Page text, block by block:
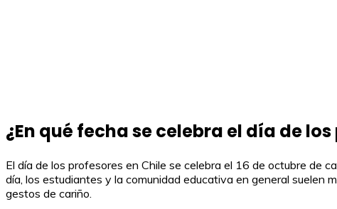
¿En qué fecha se celebra el día de
El día de los profesores en Chile se celebra el 16 de octubre de
día, los estudiantes y la comunidad educativa en general
gestos de cariño.